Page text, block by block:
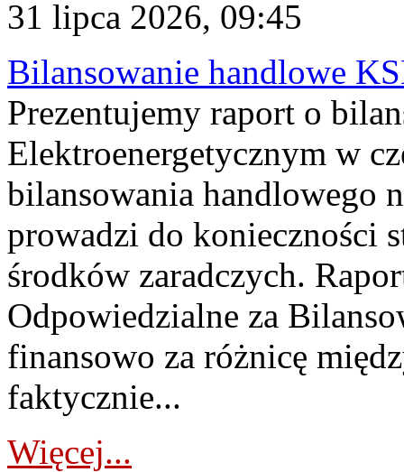
31 lipca 2026, 09:45
Bilansowanie handlowe
Prezentujemy raport o
Elektroenergetycznym w
bilansowania handlowego
prowadzi do konieczności
środków zaradczych.
Odpowiedzialne za
finansowo za różnicę
faktycznie...
Więcej...